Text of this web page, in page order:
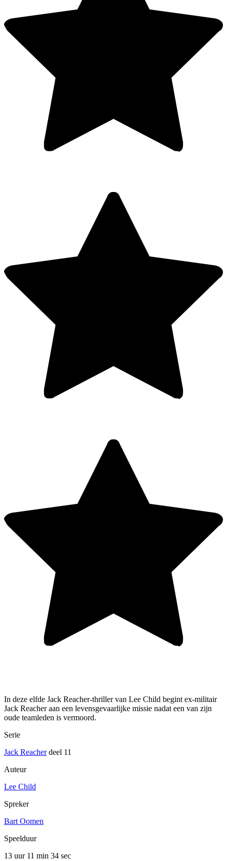
In deze elfde Jack Reacher-thriller van Lee Child begint ex-militair
Jack Reacher aan een levensgevaarlijke missie nadat een van zijn
oude teamleden is vermoord.
Serie
Jack Reacherdeel 11
Auteur
Lee Child
Spreker
Bart Oomen
Speelduur
13 uur 11 min 34 sec